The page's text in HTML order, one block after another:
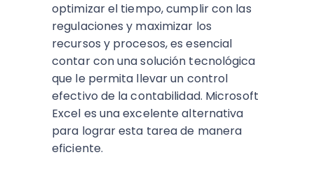
optimizar el tiempo, cumplir con las
regulaciones y maximizar los
recursos y procesos, es esencial
contar con una solución tecnológica
que le permita llevar un control
efectivo de la contabilidad. Microsoft
Excel es una excelente alternativa
para lograr esta tarea de manera
eficiente.